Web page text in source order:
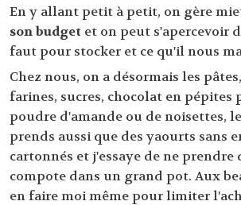
En y allant petit à petit, on gère
son budget et on peut s'apercevoir
faut pour stocker et ce qu'il nous
Chez nous, on a désormais les
farines, sucres, chocolat en pépites
poudre d'amande ou de noisettes,
prends aussi que des yaourts sans
cartonnés et j'essaye de ne prendre
compote dans un grand pot. Aux
en faire moi même pour limiter